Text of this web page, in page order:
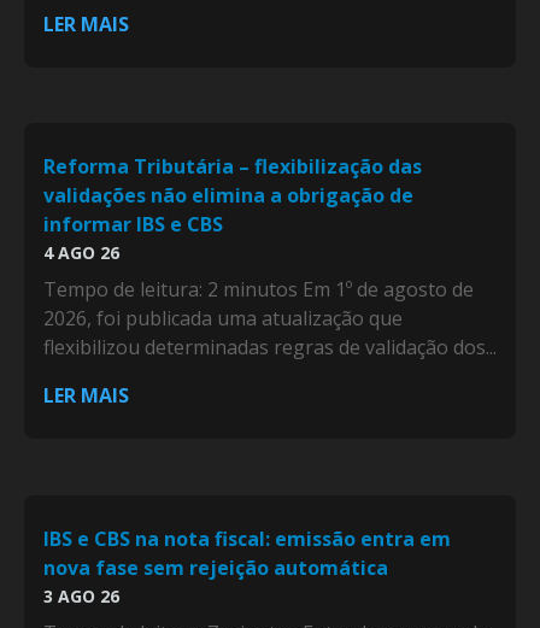
LER MAIS
Reforma Tributária – flexibilização das
validações não elimina a obrigação de
informar IBS e CBS
4 AGO 26
Tempo de leitura: 2 minutos Em 1º de agosto de
2026, foi publicada uma atualização que
flexibilizou determinadas regras de validação dos...
LER MAIS
IBS e CBS na nota fiscal: emissão entra em
nova fase sem rejeição automática
3 AGO 26